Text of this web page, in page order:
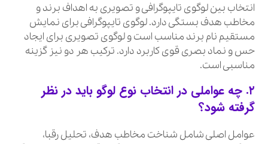
انتخاب بین لوگوی تایپوگرافی و تصویری به اهداف برند و
مخاطب هدف بستگی دارد. لوگوی تایپوگرافی برای نمایش
مستقیم نام برند مناسب است و لوگوی تصویری برای ایجاد
حس و نماد بصری قوی کاربرد دارد. ترکیب هر دو نیز گزینه
مناسبی است.
۲. چه عواملی در انتخاب نوع لوگو باید در نظر
گرفته شود؟
عوامل اصلی شامل شناخت مخاطب هدف، تحلیل رقبا،